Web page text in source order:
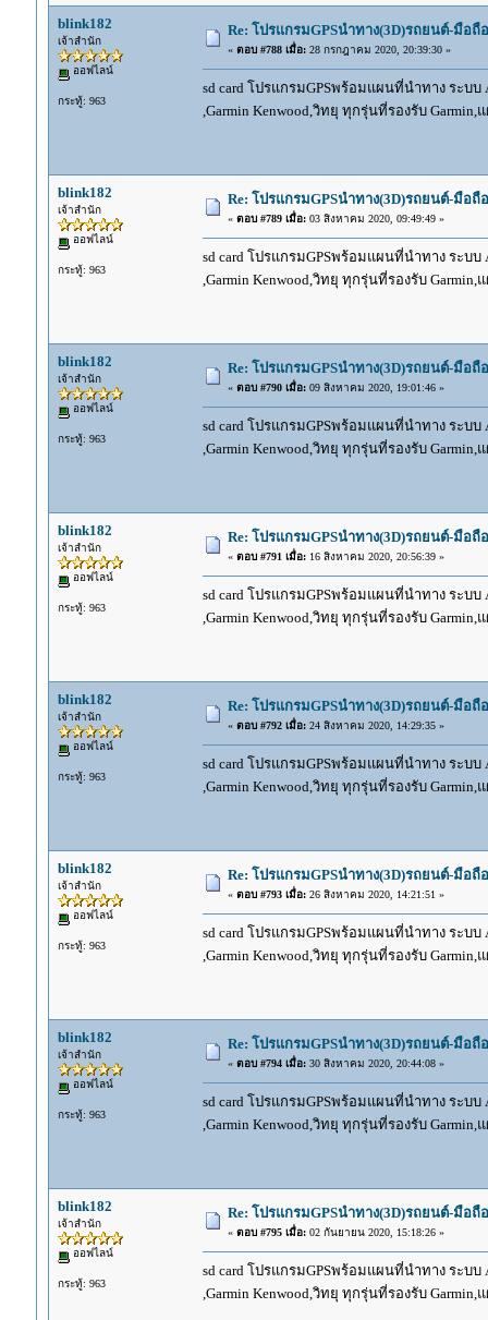
blink182
เจ้าสำนัก
ออฟไลน์
กระทู้: 963
Re: โปรแกรมGPSนำทาง(3D)รถยนต์-มือ
« ตอบ #788 เมื่อ:28 กรกฎาคม 2020, 20:39:30 »
sd card โปรแกรมGPSพร้อมแผนที่นำทาง ระบบ
,Garmin Kenwood,วิทยุ ทุกรุ่นที่รองรับ
blink182
เจ้าสำนัก
ออฟไลน์
กระทู้: 963
Re: โปรแกรมGPSนำทาง(3D)รถยนต์-มือ
« ตอบ #789 เมื่อ:03 สิงหาคม 2020, 09:49:49 »
sd card โปรแกรมGPSพร้อมแผนที่นำทาง ระบบ
,Garmin Kenwood,วิทยุ ทุกรุ่นที่รองรับ
blink182
เจ้าสำนัก
ออฟไลน์
กระทู้: 963
Re: โปรแกรมGPSนำทาง(3D)รถยนต์-มือ
« ตอบ #790 เมื่อ:09 สิงหาคม 2020, 19:01:46 »
sd card โปรแกรมGPSพร้อมแผนที่นำทาง ระบบ
,Garmin Kenwood,วิทยุ ทุกรุ่นที่รองรับ
blink182
เจ้าสำนัก
ออฟไลน์
กระทู้: 963
Re: โปรแกรมGPSนำทาง(3D)รถยนต์-มือ
« ตอบ #791 เมื่อ:16 สิงหาคม 2020, 20:56:39 »
sd card โปรแกรมGPSพร้อมแผนที่นำทาง ระบบ
,Garmin Kenwood,วิทยุ ทุกรุ่นที่รองรับ
blink182
เจ้าสำนัก
ออฟไลน์
กระทู้: 963
Re: โปรแกรมGPSนำทาง(3D)รถยนต์-มือ
« ตอบ #792 เมื่อ:24 สิงหาคม 2020, 14:29:35 »
sd card โปรแกรมGPSพร้อมแผนที่นำทาง ระบบ
,Garmin Kenwood,วิทยุ ทุกรุ่นที่รองรับ
blink182
เจ้าสำนัก
ออฟไลน์
กระทู้: 963
Re: โปรแกรมGPSนำทาง(3D)รถยนต์-มือ
« ตอบ #793 เมื่อ:26 สิงหาคม 2020, 14:21:51 »
sd card โปรแกรมGPSพร้อมแผนที่นำทาง ระบบ
,Garmin Kenwood,วิทยุ ทุกรุ่นที่รองรับ
blink182
เจ้าสำนัก
ออฟไลน์
กระทู้: 963
Re: โปรแกรมGPSนำทาง(3D)รถยนต์-มือ
« ตอบ #794 เมื่อ:30 สิงหาคม 2020, 20:44:08 »
sd card โปรแกรมGPSพร้อมแผนที่นำทาง ระบบ
,Garmin Kenwood,วิทยุ ทุกรุ่นที่รองรับ
blink182
เจ้าสำนัก
ออฟไลน์
กระทู้: 963
Re: โปรแกรมGPSนำทาง(3D)รถยนต์-มือ
« ตอบ #795 เมื่อ:02 กันยายน 2020, 15:18:26 »
sd card โปรแกรมGPSพร้อมแผนที่นำทาง ระบบ
,Garmin Kenwood,วิทยุ ทุกรุ่นที่รองรับ